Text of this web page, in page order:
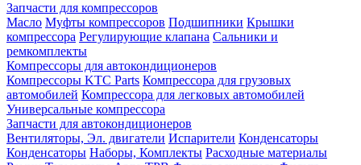
Запчасти для компрессоров
Масло Муфты компрессоров Подшипники Крышки
компрессора Регулирующие клапана Сальники и
ремкомплекты
Компрессоры для автокондиционеров
Компрессоры KTC Parts Компрессора для грузовых
автомобилей Компрессора для легковых автомобилей
Универсальные компрессора
Запчасти для автокондиционеров
Вентиляторы, Эл. двигатели Испарители Конденсаторы
Конденсаторы Наборы, Комплекты Расходные материалы